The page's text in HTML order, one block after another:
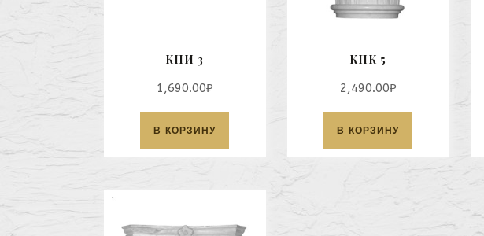
КПИ 3
1,690.00₽
В КОРЗИНУ
КПК 5
2,490.00₽
В КОРЗИНУ